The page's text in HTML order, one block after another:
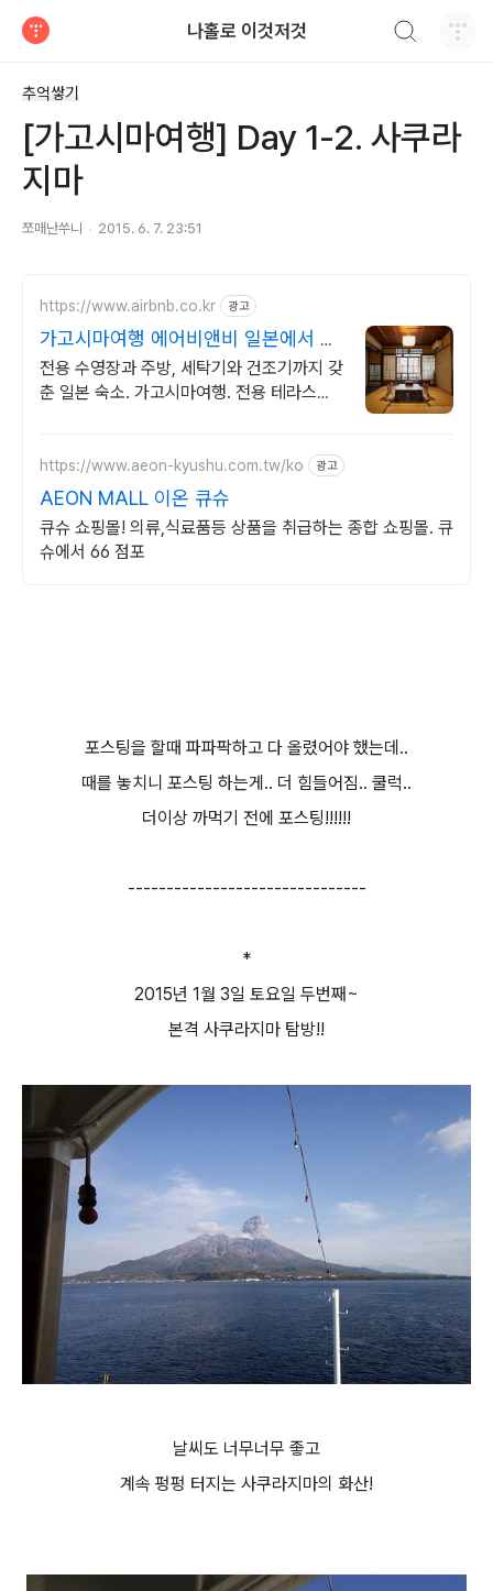
나홀로 이것저것
추억쌓기
[가고시마여행] Day 1-2. 사쿠라
지마
쪼매난쑤니 2015. 6. 7. 23:51
https://www.airbnb.co.kr 광고
가고시마여행 에어비앤비 일본에서 살
아보기
전용 수영장과 주방, 세탁기와 건조기까지 갖
춘 일본 숙소. 가고시마여행. 전용 테라스와
https://www.aeon-kyushu.com.tw/ko 광고
AEON MALL 이온 큐슈
큐슈 쇼핑몰! 의류,식료품등 상품을 취급하는 종합 쇼핑몰. 큐
슈에서 66 점포
포스팅을 할때 파파팍하고 다 올렸어야 했는데..
때를 놓치니 포스팅 하는게.. 더 힘들어짐.. 쿨럭..
더이상 까먹기 전에 포스팅!!!!!!
-------------------------------
*
2015년 1월 3일 토요일 두번째~
본격 사쿠라지마 탐방!!
날씨도 너무너무 좋고
계속 펑펑 터지는 사쿠라지마의 화산!